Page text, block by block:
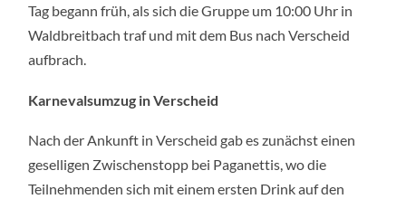
IN
VERSCHEID
UND
Tag begann früh, als sich die Gruppe um 10:00 Uhr in
Waldbreitbach traf und mit dem Bus nach Verscheid
aufbrach.
Karnevalsumzug in Verscheid
Nach der Ankunft in Verscheid gab es zunächst einen
geselligen Zwischenstopp bei Paganettis, wo die
Teilnehmenden sich mit einem ersten Drink auf den